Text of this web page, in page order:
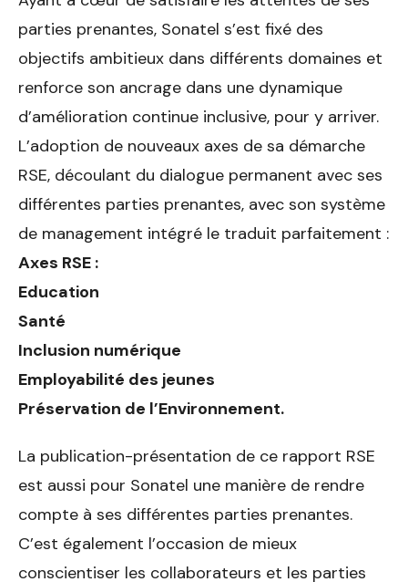
parties prenantes, Sonatel s’est fixé des
objectifs ambitieux dans différents domaines et
renforce son ancrage dans une dynamique
d’amélioration continue inclusive, pour y arriver.
L’adoption de nouveaux axes de sa démarche
RSE, découlant du dialogue permanent avec ses
différentes parties prenantes, avec son système
de management intégré le traduit parfaitement :
Axes RSE :
Education
Santé
Inclusion numérique
Employabilité des jeunes
Préservation de l’Environnement.
La publication-présentation de ce rapport RSE
est aussi pour Sonatel une manière de rendre
compte à ses différentes parties prenantes.
C’est également l’occasion de mieux
conscientiser les collaborateurs et les parties